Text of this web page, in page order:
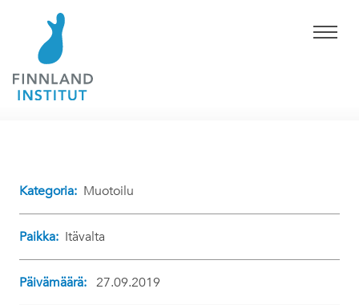
Kategoria: Muotoilu
Paikka: Itävalta
Päivämäärä: 27.09.2019